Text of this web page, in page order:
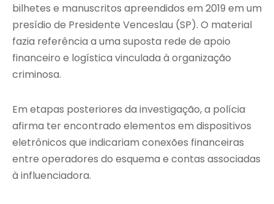
bilhetes e manuscritos apreendidos em 2019 em um
presídio de Presidente Venceslau (SP). O material
fazia referência a uma suposta rede de apoio
financeiro e logística vinculada à organização
criminosa.
Em etapas posteriores da investigação, a polícia
afirma ter encontrado elementos em dispositivos
eletrônicos que indicariam conexões financeiras
entre operadores do esquema e contas associadas
à influenciadora.